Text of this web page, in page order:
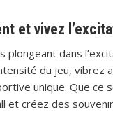
et vivez
dans
du jeu,
unique. Que ce
et créez des